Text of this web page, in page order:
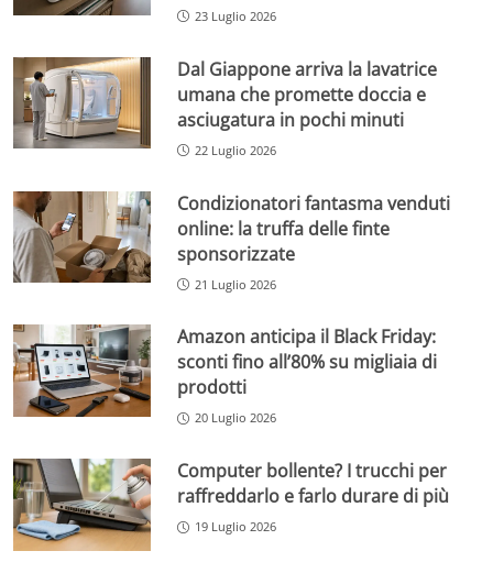
23 Luglio 2026
Dal Giappone arriva la lavatrice
umana che promette doccia e
asciugatura in pochi minuti
22 Luglio 2026
Condizionatori fantasma venduti
online: la truffa delle finte
sponsorizzate
21 Luglio 2026
Amazon anticipa il Black Friday:
sconti fino all’80% su migliaia di
prodotti
20 Luglio 2026
Computer bollente? I trucchi per
raffreddarlo e farlo durare di più
19 Luglio 2026